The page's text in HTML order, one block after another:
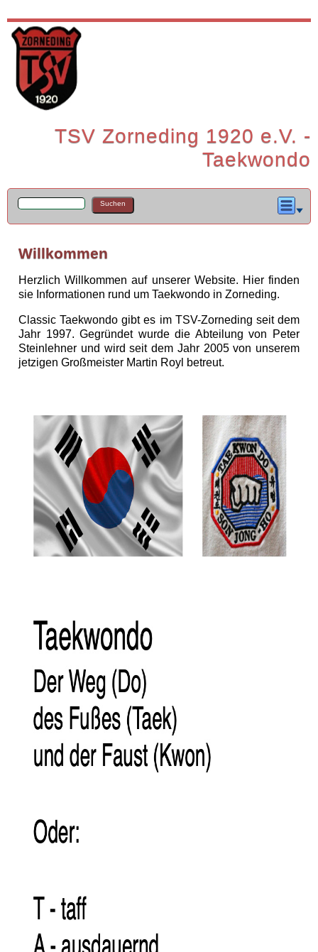
TSV Zorneding 1920 e.V. -
Taekwondo
Willkommen
Herzlich Willkommen auf unserer Website. Hier finden
sie Informationen rund um Taekwondo in Zorneding.
Classic Taekwondo gibt es im TSV-Zorneding seit dem
Jahr 1997. Gegründet wurde die Abteilung von Peter
Steinlehner und wird seit dem Jahr 2005 von unserem
jetzigen Großmeister Martin Royl betreut.